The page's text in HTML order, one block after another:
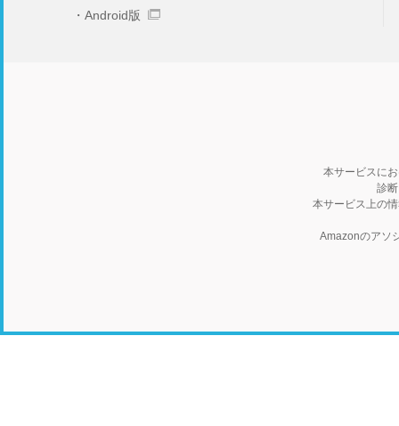
Android版
本サービスに
診
本サービス上の
Amazonのアソ